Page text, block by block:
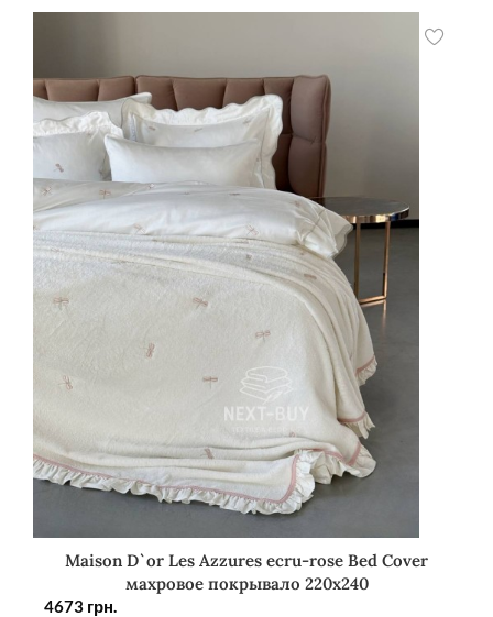
Maison D`or Les Azzures ecru-rose Bed Cover
махровое покрывало 220х240
4673 грн.